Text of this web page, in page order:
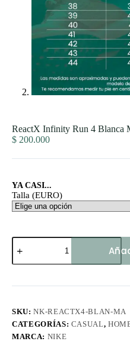
ReactX Infinity Run 4 Blanca
$ 200.000
YA CASI...
Talla (EURO)
ReactX
Infinity
Run
SKU:NK-REACTX4-BLAN-MA
CATEGORÍAS: CASUAL,
MARCA: NIKE